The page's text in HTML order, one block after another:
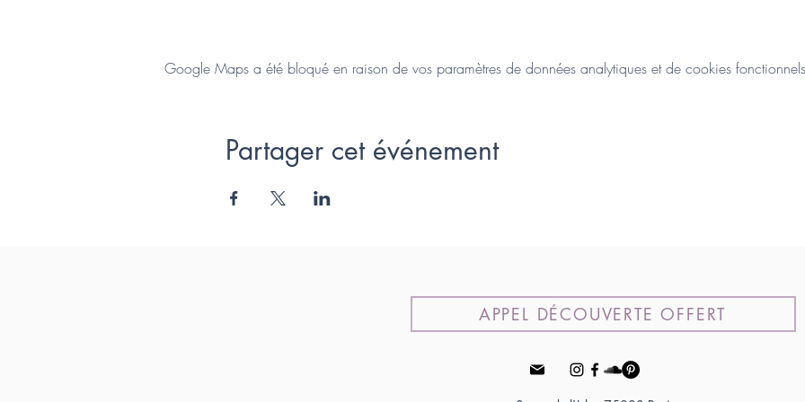
Google Maps a été bloqué en raison de vos paramètres de données analytiques et de cookies
Partager cet événement
APPEL DÉCOUVERTE OFFERT